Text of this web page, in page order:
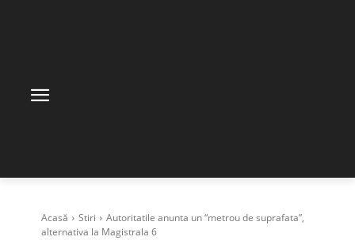
Acasă Stiri
Autoritatile anunta un “metrou de suprafata”,
alternativa la Magistrala 6